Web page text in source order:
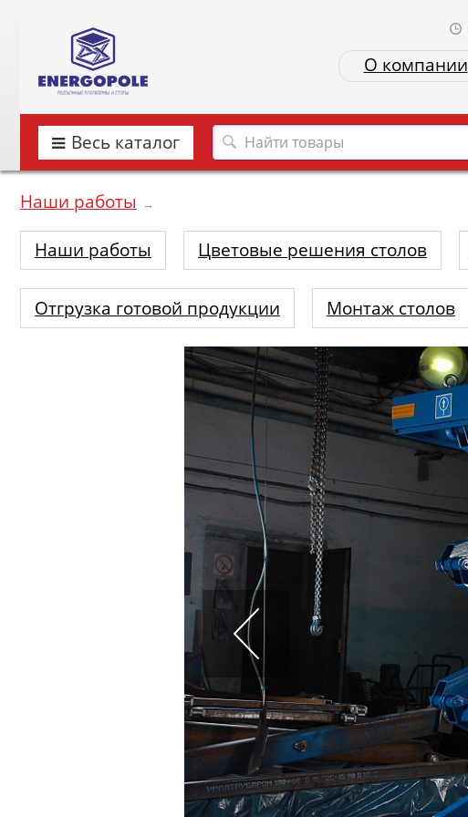
О компании
Весь каталог
Наши работы →
Наши работы Цветовые решения столов
Отгрузка готовой продукции Монтаж столов